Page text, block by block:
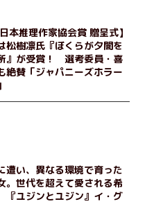
歳の万江島だ。だが彼に
心と身体を偽らない女たちの
て切実な、セクシュアリティ
本推理作家協会賞 贈呈式】
松樹凛氏『ぼくらが夕闇を
』が受賞！ 選考委員・喜
絶賛「ジャパニーズホラー
遭い、異なる環境で育った
。世代を超えて愛される希
ユジンとユジン』イ・グ